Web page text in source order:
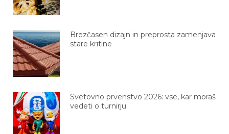
Brezčasen dizajn in preprosta zamenjava
stare kritine
Svetovno prvenstvo 2026: vse, kar moraš
vedeti o turnirju